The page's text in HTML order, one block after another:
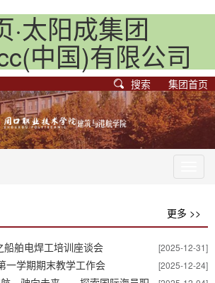
·太阳成集团
中国)有限公司
搜索 集团首页
更多 >>
[2025-12-31]
船舶电焊工培训座谈会
[2025-12-24]
一学期期末教学工作会